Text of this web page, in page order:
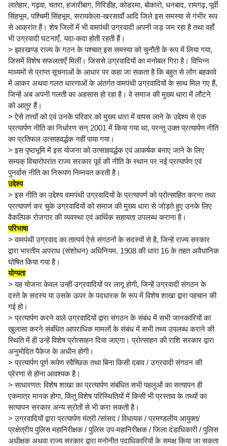
लातेहार, गढ़वा, चतरा, हजारीबाग, गिरिडीह, कोडरमा, बोकारो, धनबाद, रामगढ़, पूर्वी
सिंहभूम, पश्चिमी सिंहभूम, सरायकेला-खरसावाँ आदि जिले इस समस्या से गंभीर रूप
से आक्रांत हैं। शेष जिलों में भी वामपंथी उग्रवादी अपनी जड़ जम रहा है तथा वहाँ
भी उग्रवादी घटनाएँ, यदा-कदा होती रहती हैं।
> झारखण्ड राज्य के गठन के पश्चात् इस समस्या को चुनौती के रूप में लिया गया,
जिसमें विशेष सफलताएँ मिलीं। जिससे उग्रवादियों का मनोबल गिरा है। विभिन्न
माध्यमों से प्राप्त सूचनाओं के आधार पर कहा जा सकता है कि बहुत से लोग बहकावे
में आकर अथवा गलत धारणाओं के अंतर्गत वामपंथी उग्रवादियों के साथ मिल गए हैं,
जिन्हें अब अपनी गलती का अहसास हो रहा है। वे समाज की मुख्य धारा में लौटने
को आतुर हैं।
> ऐसे तत्त्वों को एवं उनके परिवार को मुख्य धारा में वापस लाने के उद्देश्य से एक
प्रत्यार्पण नीति का निर्धारण सन् 2001 में किया गया था, परन्तु उक्त प्रत्यार्पण नीति
का प्रतिफल उत्साहवर्द्धक नहीं पाया गया।
> इस पृष्ठभूमि में इस योजना को उत्साहवर्द्धक एवं आकर्षक बनाए जाने के लिए
सम्यक् विचारोपरांत राज्य सरकार पूर्व की नीति के स्थान पर नई प्रत्यार्पण एवं
पुनर्वास नीति का निरूपण निम्नवत करती है।
उद्देश्य
> इस नीति का उद्देश्य वामपंथी उग्रवादियों के प्रत्यापर्ण को प्रोत्साहित करना तथा
प्रत्यापर्ण कर चुके उग्रवादियों को समाज की मुख्य धारा से जोड़ते हुए उनके लिए
वैकल्पिक रोजगार की व्यवस्था एवं आर्थिक सहायता उपलब्ध कराना है।
परिभाषा
> वामपंथी उग्रवाद का तात्पर्य ऐसे संगठनों के सदस्यों से है, जिन्हें राज्य सरकार
द्वारा भारतीय अपराध (संशोधन) अधिनियम, 1908 की धारा 16 के तहत अवैधानिक
घोषित किया गया है।
योग्यता
> यह योजना केवल उन्हीं उग्रवादियों पर लागू होगी, जिन्हें उग्रवादी संगठन के
दस्ते के सदस्य या उसके ऊपर के पदधारक के रूप में विशेष शाखा द्वारा पहचान की
गई हो।
> प्रत्यार्पण करने वाले उग्रवादियों द्वारा संगठन के संबंध में सभी जानकारियों का
खुलासा करने संबंधित आपराधिक मामलों के संबंध में सभी तथ्य उपलब्ध कराने की
स्थिति में ही उन्हें विशेष प्रोत्साहन दिया जाएगा। प्रोत्साहन की राशि सरकार द्वारा
अनुमोदित पैकेज के अधीन होगी।
> प्रत्यार्पण पूर्ण रूपेण स्वैच्छिक तथा बिना किसी दबाव / उग्रवादी संगठन की
प्रेरणा से होना आवश्यक है।
> साधारणत: विशेष शाखा का प्रत्यार्पण संबंधित सभी पहलुओं का सत्यापन ही
एकमात्र मानक होगा, किंतु विशेष परिस्थितियों में किसी भी प्रस्ताव के तथ्यों का
सत्यापन सरकार अन्य स्रोतों से भी करा सकती है।
> उग्रवादियों द्वारा प्रत्यार्पण मंत्री /सांसद / विधायक / प्रमण्डलीय आयुक्त/
प्रक्षेत्रीय पुलिस महानिरीक्षक / पुलिस उप-महानिरीक्षक / जिला दंडाधिकारी / पुलिस
अधीक्षक अथवा राज्य सरकार द्वारा मनोनीत पदाधिकारियों के समक्ष किया जा सकता